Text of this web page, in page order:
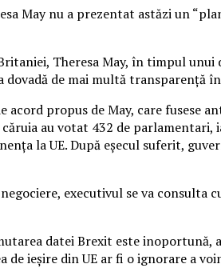
nu a prezentat astăzi un
Theresa May, în timpul
de mai multă transparență
propus de May, care fusese
au votat 432 de
la UE. După eșecul suferit,
executivul se va
datei Brexit este
ieșire din UE ar fi o ignorare a